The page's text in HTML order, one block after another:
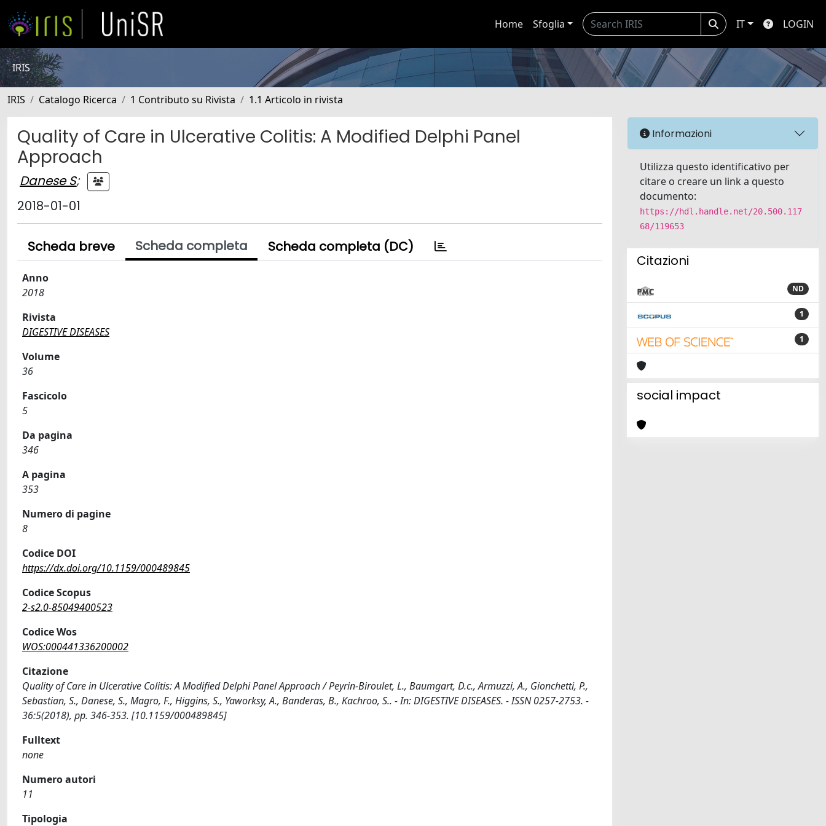
Home Sfoglia IT LOGIN
IRIS
IRIS Catalogo Ricerca 1 Contributo su Rivista 1.1 Articolo in rivista
Quality of Care in Ulcerative Colitis: A Modified Delphi Panel
Approach
Danese S;
2018-01-01
Scheda breve Scheda completa Scheda completa (DC)
Anno
2018
Rivista
DIGESTIVE DISEASES
Volume
36
Fascicolo
5
Da pagina
346
A pagina
353
Numero di pagine
8
Codice DOI
https://dx.doi.org/10.1159/000489845
Codice Scopus
2-s2.0-85049400523
Codice Wos
WOS:000441336200002
Citazione
Quality of Care in Ulcerative Colitis: A Modified Delphi Panel Approach / Peyrin-Biroulet, L., Baumgart, D.c., Armuzzi, A., Gionchetti, P.,
Sebastian, S., Danese, S., Magro, F., Higgins, S., Yaworksy, A., Banderas, B., Kachroo, S.. - In: DIGESTIVE DISEASES. - ISSN 0257-2753. -
36:5(2018), pp. 346-353. [10.1159/000489845]
Fulltext
none
Numero autori
11
Tipologia
Informazioni
Utilizza questo identificativo per
citare o creare un link a questo
documento:
https://hdl.handle.net/20.500.117
68/119653
Citazioni
ND
1
1
social impact